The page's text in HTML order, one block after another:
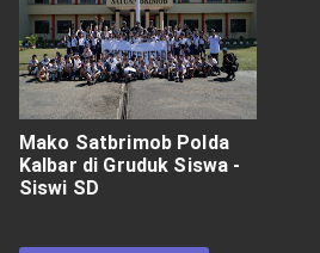
Mako Satbrimob Polda
Kalbar di Gruduk Siswa -
Siswi SD